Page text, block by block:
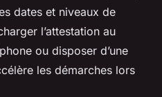
dates et niveaux de
l’attestation au
ou disposer d’une
les démarches lors